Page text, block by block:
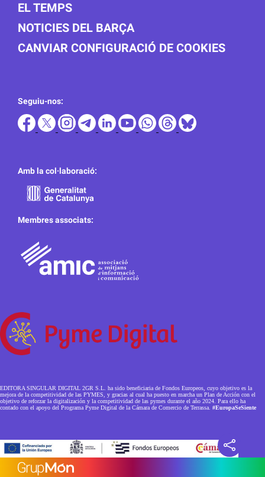
EL TEMPS
NOTICIES DEL BARÇA
CANVIAR CONFIGURACIÓ DE COOKIES
Seguiu-nos:
Amb la col·laboració:
Membres associats:
EDITORA SINGULAR DIGITAL 2GR S.L. ha sido beneficiaria de Fondos Europeos, cuyo objetivo es la
mejora de la competitividad de las PYMES, y gracias al cual ha puesto en marcha un Plan de Acción con el
objetivo de reforzar la digitalización y la competitividad de las pymes durante el año 2024. Para ello ha
contado con el apoyo del Programa Pyme Digital de la Cámara de Comercio de Terrassa. #EuropaSeSiente